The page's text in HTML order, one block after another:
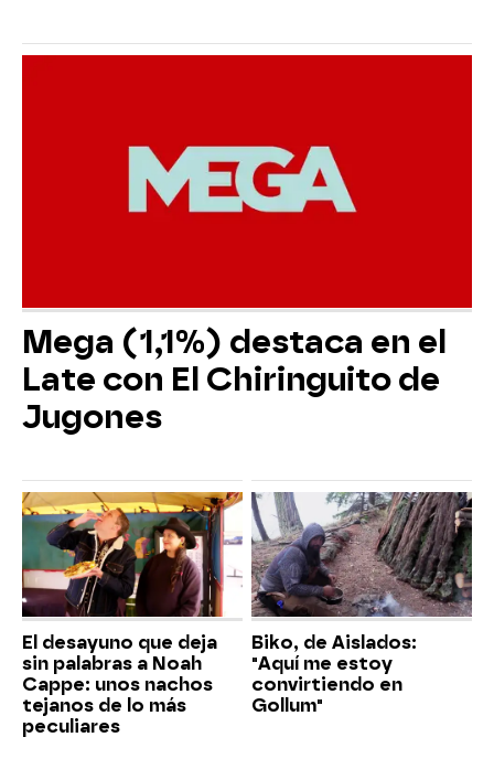
Mega (1,1%) destaca en el
Late con El Chiringuito de
Jugones
El desayuno que deja
sin palabras a Noah
Cappe: unos nachos
tejanos de lo más
peculiares
Biko, de Aislados:
"Aquí me estoy
convirtiendo en
Gollum"